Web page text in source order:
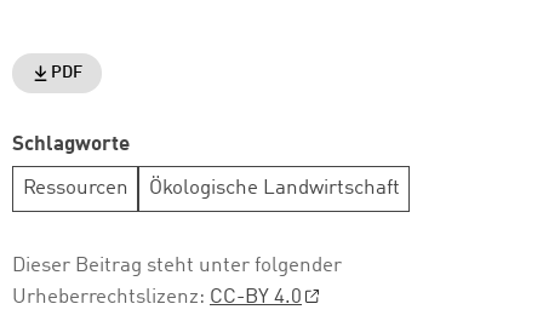
PDF
Schlagworte
Ressourcen Ökologische Landwirtschaft
Dieser Beitrag steht unter folgender
Urheberrechtslizenz: CC-BY 4.0